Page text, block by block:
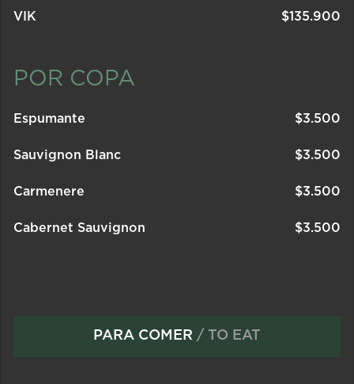
VIK $135.900
POR COPA
Espumante $3.500
Sauvignon Blanc $3.500
Carmenere $3.500
Cabernet Sauvignon $3.500
PARA COMER / TO EAT